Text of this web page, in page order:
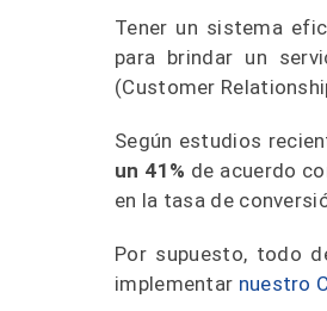
Tener un sistema
para brindar un
(Customer
Según estudios
un 41% de acuerdo
en la tasa de
Por supuesto, todo
implementar nuestro